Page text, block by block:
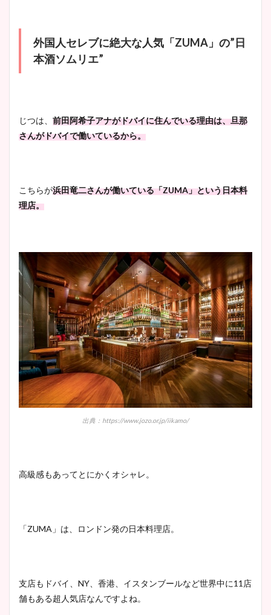
外国人セレブに絶大な人気「ZUMA」の”日
本酒ソムリエ”
じつは、 前田阿希子アナがドバイに住んでいる理由は、旦那
さんがドバイで働いているから。
こちらが浜田竜二さんが働いている「ZUMA」という日本料
理店。
出典：https://www.jozo.or.jp/iikamo/
高級感もあってとにかくオシャレ。
「ZUMA」は、ロンドン発の日本料理店。
支店もドバイ、NY、香港、イスタンブールなど世界中に11店
舗もある超人気店なんですよね。